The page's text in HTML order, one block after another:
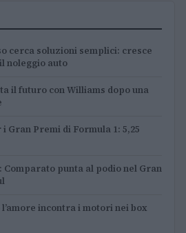
cerca soluzioni semplici: cresce
noleggio auto
il futuro con Williams dopo una
Gran Premi di Formula 1: 5,25
Comparato punta al podio nel Gran
incontra i motori nei box